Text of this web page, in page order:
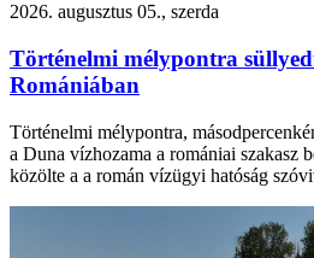
2026. augusztus 05., szerda
Történelmi mélypontra
Romániában
Történelmi mélypontra,
a Duna vízhozama a romániai szakasz
közölte a a román vízügyi hatóság